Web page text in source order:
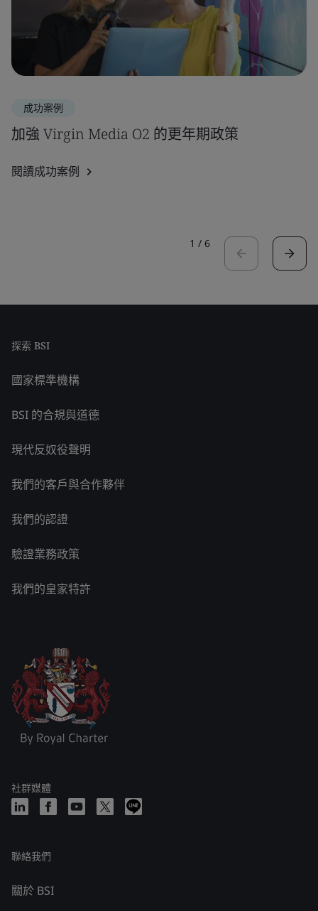
成功案例
加強 Virgin Media O2 的更年期政策
閱讀成功案例
1 / 6
探索 BSI
國家標準機構
BSI 的合規與道德
現代反奴役聲明
我們的客戶與合作夥伴
我們的認證
驗證業務政策
我們的皇家特許
社群媒體
聯絡我們
關於 BSI